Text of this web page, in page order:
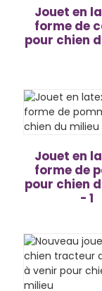
Jouet en
forme de
pour chien
Jouet en
forme de
pour chien
- 1